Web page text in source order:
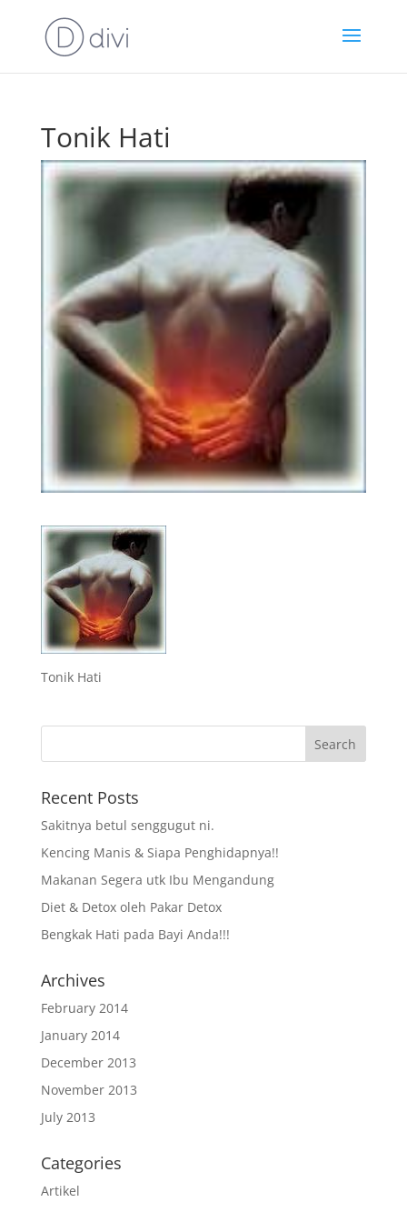
Tonik Hati
Tonik Hati
Recent Posts
Sakitnya betul senggugut ni.
Kencing Manis & Siapa Penghidapnya!!
Makanan Segera utk Ibu Mengandung
Diet & Detox oleh Pakar Detox
Bengkak Hati pada Bayi Anda!!!
Archives
February 2014
January 2014
December 2013
November 2013
July 2013
Categories
Artikel